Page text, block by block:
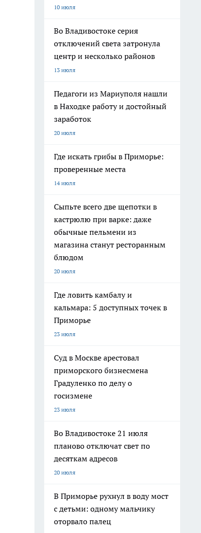
10 июля
Во Владивостоке серия
отключений света затронула
центр и несколько районов
13 июля
Педагоги из Мариуполя нашли
в Находке работу и достойный
заработок
20 июля
Где искать грибы в Приморье:
проверенные места
14 июля
Сыпьте всего две щепотки в
кастрюлю при варке: даже
обычные пельмени из
магазина станут ресторанным
блюдом
20 июля
Где ловить камбалу и
кальмара: 5 доступных точек в
Приморье
23 июля
Суд в Москве арестовал
приморского бизнесмена
Градуленко по делу о
госизмене
23 июля
Во Владивостоке 21 июля
планово отключат свет по
десяткам адресов
20 июля
В Приморье рухнул в воду мост
с детьми: одному мальчику
оторвало палец